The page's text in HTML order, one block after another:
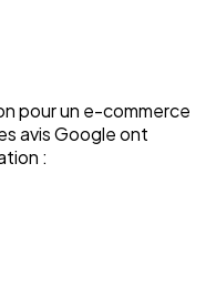
pour un e-commerce
avis Google ont
: